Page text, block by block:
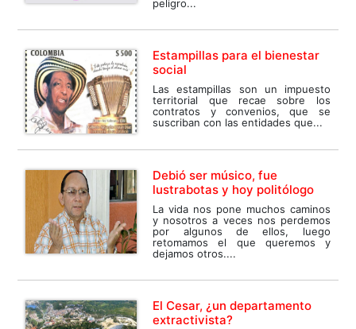
peligro...
Estampillas para el bienestar
social
Las estampillas son un impuesto
territorial que recae sobre los
contratos y convenios, que se
suscriban con las entidades que...
Debió ser músico, fue
lustrabotas y hoy politólogo
La vida nos pone muchos caminos
y nosotros a veces nos perdemos
por algunos de ellos, luego
retomamos el que queremos y
dejamos otros....
El Cesar, ¿un departamento
extractivista?